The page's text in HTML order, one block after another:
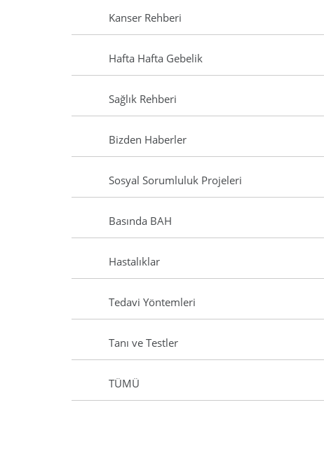
Kanser Rehberi
Hafta Hafta Gebelik
Sağlık Rehberi
Bizden Haberler
Sosyal Sorumluluk Projeleri
Basında BAH
Hastalıklar
Tedavi Yöntemleri
Tanı ve Testler
TÜMÜ